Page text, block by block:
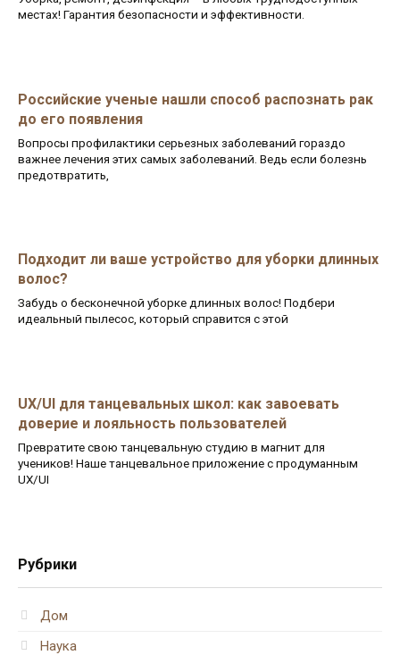
местах! Гарантия безопасности и эффективности.
Российские ученые нашли способ распознать рак
до его появления
Вопросы профилактики серьезных заболеваний гораздо
важнее лечения этих самых заболеваний. Ведь если болезнь
предотвратить,
Подходит ли ваше устройство для уборки длинных
волос?
Забудь о бесконечной уборке длинных волос! Подбери
идеальный пылесос, который справится с этой
UX/UI для танцевальных школ: как завоевать
доверие и лояльность пользователей
Превратите свою танцевальную студию в магнит для
учеников! Наше танцевальное приложение с продуманным
UX/UI
Рубрики
Дом
Наука